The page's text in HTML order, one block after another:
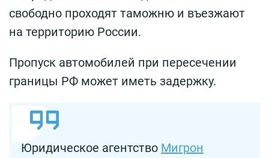
свободно проходят таможню и въезжают
на территорию России.
Пропуск автомобилей при пересечении
границы РФ может иметь задержку.
Юридическое агентство Мигрон